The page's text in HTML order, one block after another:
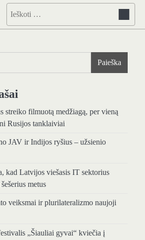
Ieškoti:
Paieška
streiko filmuotą medžiagą, per vieną
Rusijos tanklaiviai
JAV ir Indijos ryšius – užsienio
kad Latvijos viešasis IT sektorius
metus
veiksmai ir plurilateralizmo naujoji
„Šiauliai gyvai“ kviečia į